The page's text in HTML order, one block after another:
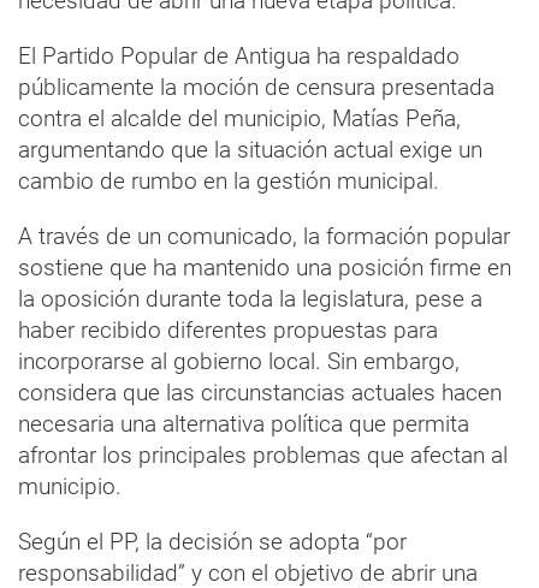
El Partido Popular de Antigua ha respaldado
públicamente la moción de censura presentada
contra el alcalde del municipio, Matías Peña,
argumentando que la situación actual exige un
cambio de rumbo en la gestión municipal.
A través de un comunicado, la formación popular
sostiene que ha mantenido una posición firme en
la oposición durante toda la legislatura, pese a
haber recibido diferentes propuestas para
incorporarse al gobierno local. Sin embargo,
considera que las circunstancias actuales hacen
necesaria una alternativa política que permita
afrontar los principales problemas que afectan al
municipio.
Según el PP, la decisión se adopta “por
responsabilidad” y con el objetivo de abrir una